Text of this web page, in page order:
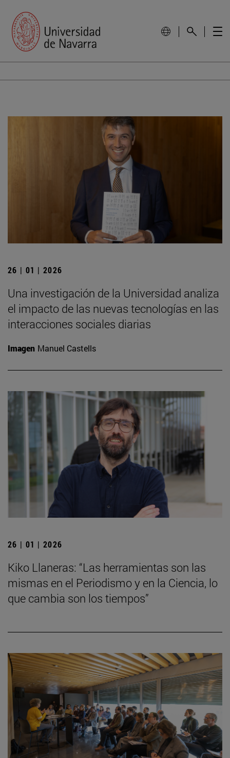
26 | 01 | 2026
Una investigación de la Universidad analiza
el impacto de las nuevas tecnologías en las
interacciones sociales diarias
Imagen Manuel Castells
26 | 01 | 2026
Kiko Llaneras: “Las herramientas son las
mismas en el Periodismo y en la Ciencia, lo
que cambia son los tiempos”